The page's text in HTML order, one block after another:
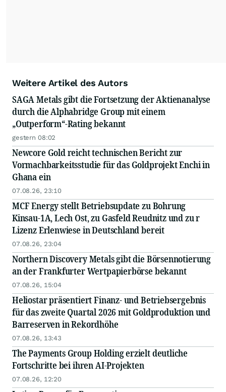
Weitere Artikel des Autors
SAGA Metals gibt die Fortsetzung der Aktienanalyse
durch die Alphabridge Group mit einem
„Outperform“-Rating bekannt
gestern 08:02
Newcore Gold reicht technischen Bericht zur
Vormachbarkeitsstudie für das Goldprojekt Enchi in
Ghana ein
07.08.26, 23:10
MCF Energy stellt Betriebsupdate zu Bohrung
Kinsau-1A, Lech Ost, zu Gasfeld Reudnitz und zu r
Lizenz Erlenwiese in Deutschland bereit
07.08.26, 23:04
Northern Discovery Metals gibt die Börsennotierung
an der Frankfurter Wertpapierbörse bekannt
07.08.26, 15:04
Heliostar präsentiert Finanz- und Betriebsergebnis
für das zweite Quartal 2026 mit Goldproduktion und
Barreserven in Rekordhöhe
07.08.26, 13:43
The Payments Group Holding erzielt deutliche
Fortschritte bei ihren AI-Projekten
07.08.26, 12:20